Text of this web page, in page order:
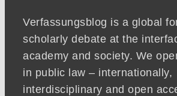
Verfassungsblog is a global
scholarly debate at the
academy and society. We
in public law – internationally,
interdisciplinary and open